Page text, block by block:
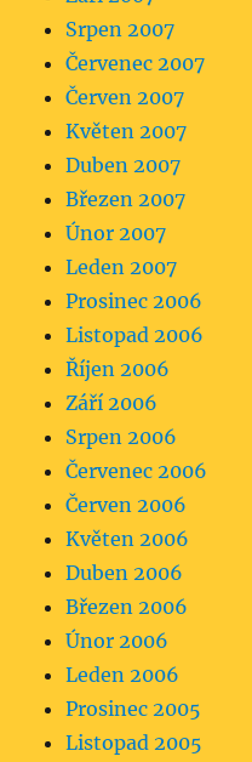
Srpen 2007
Červenec 2007
Červen 2007
Květen 2007
Duben 2007
Březen 2007
Únor 2007
Leden 2007
Prosinec 2006
Listopad 2006
Říjen 2006
Září 2006
Srpen 2006
Červenec 2006
Červen 2006
Květen 2006
Duben 2006
Březen 2006
Únor 2006
Leden 2006
Prosinec 2005
Listopad 2005